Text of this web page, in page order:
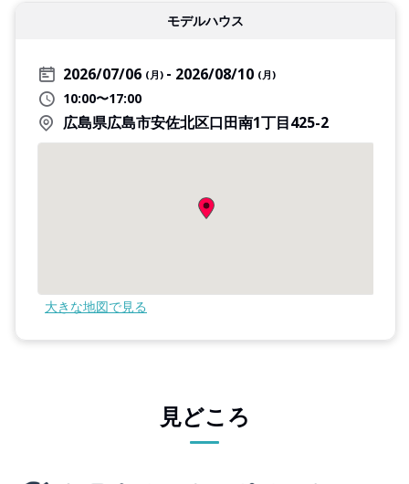
モデルハウス
2026/07/06 (月) 2026/08/10 (月)
10:00〜17:00
広島県広島市安佐北区口田南1丁目425-2
大きな地図で見る
見どころ